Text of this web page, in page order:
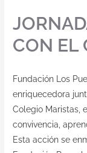
CON EL
Fundación Los
enriquecedora
Colegio Maristas,
convivencia,
Esta acción se